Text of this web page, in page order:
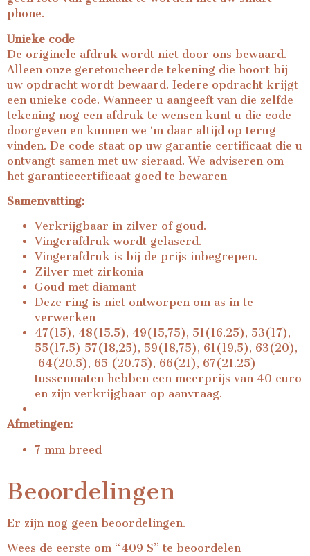
phone.
Unieke code
De originele afdruk wordt niet door ons bewaard.
Alleen onze geretoucheerde tekening die hoort bij
uw opdracht wordt bewaard. Iedere opdracht krijgt
een unieke code. Wanneer u aangeeft van die zelfde
tekening nog een afdruk te wensen kunt u die code
doorgeven en kunnen we ‘m daar altijd op terug
vinden. De code staat op uw garantie certificaat die u
ontvangt samen met uw sieraad. We adviseren om
het garantiecertificaat goed te bewaren
Samenvatting:
Verkrijgbaar in zilver of goud.
Vingerafdruk wordt gelaserd.
Vingerafdruk is bij de prijs inbegrepen.
Zilver met zirkonia
Goud met diamant
Deze ring is niet ontworpen om as in te
verwerken
47(15), 48(15.5), 49(15,75), 51(16.25), 53(17),
55(17.5) 57(18,25), 59(18,75), 61(19,5), 63(20),
64(20.5), 65 (20.75), 66(21), 67(21.25)
tussenmaten hebben een meerprijs van 40 euro
en zijn verkrijgbaar op aanvraag.
Afmetingen:
7 mm breed
Beoordelingen
Er zijn nog geen beoordelingen.
Wees de eerste om “409 S” te beoordelen